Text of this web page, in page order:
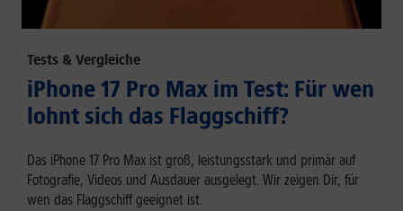
Tests & Vergleiche
iPhone 17 Pro Max im Test: Für wen
lohnt sich das Flaggschiff?
Das iPhone 17 Pro Max ist groß, leistungsstark und primär auf
Fotografie, Videos und Ausdauer ausgelegt. Wir zeigen Dir, für
wen das Flaggschiff geeignet ist.